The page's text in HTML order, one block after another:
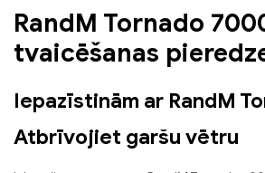
RandM Tornado
tvaicēšanas
Iepazīstinām ar RandM
Atbrīvojiet garšu vētru